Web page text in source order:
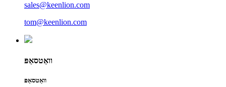
sales@keenlion.com
tom@keenlion.com
וואַטסאַפּ
וואַטסאַפּ